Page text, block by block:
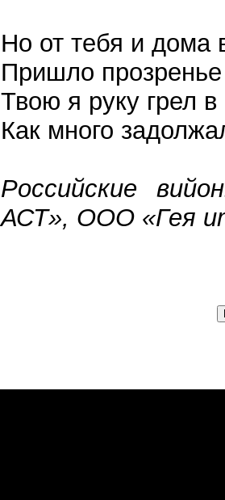
Но от тебя и дома
Пришло
Твою я руку грел в
Как много
Российские
АСТ», ООО «Гея